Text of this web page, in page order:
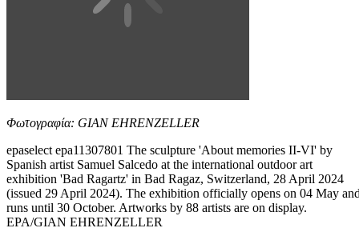
Φωτογραφία: GIAN EHRENZELLER
epaselect epa11307801 The sculpture 'About memories II-VI' by
Spanish artist Samuel Salcedo at the international outdoor art
exhibition 'Bad Ragartz' in Bad Ragaz, Switzerland, 28 April 2024
(issued 29 April 2024). The exhibition officially opens on 04 May
runs until 30 October. Artworks by 88 artists are on display.
EPA/GIAN EHRENZELLER